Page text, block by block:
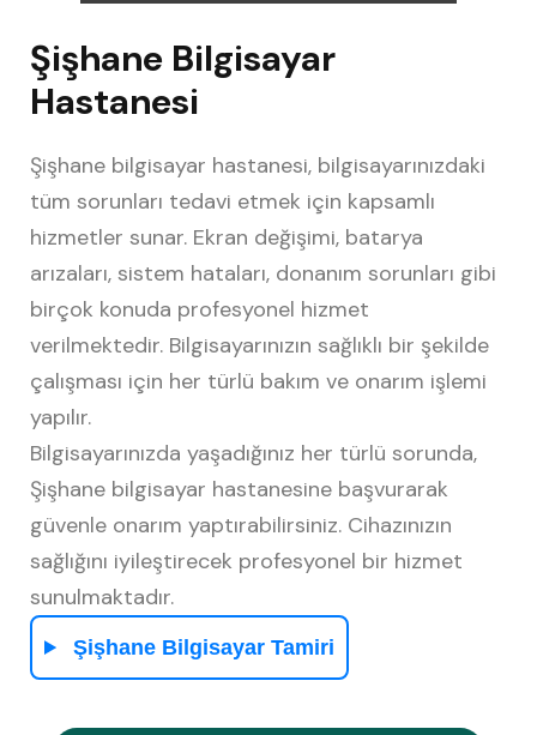
Şişhane Bilgisayar
Hastanesi
Şişhane bilgisayar hastanesi, bilgisayarınızdaki
tüm sorunları tedavi etmek için kapsamlı
hizmetler sunar. Ekran değişimi, batarya
arızaları, sistem hataları, donanım sorunları gibi
birçok konuda profesyonel hizmet
verilmektedir. Bilgisayarınızın sağlıklı bir şekilde
çalışması için her türlü bakım ve onarım işlemi
yapılır.
Bilgisayarınızda yaşadığınız her türlü sorunda,
Şişhane bilgisayar hastanesine başvurarak
güvenle onarım yaptırabilirsiniz. Cihazınızın
sağlığını iyileştirecek profesyonel bir hizmet
sunulmaktadır.
Şişhane Bilgisayar Tamiri